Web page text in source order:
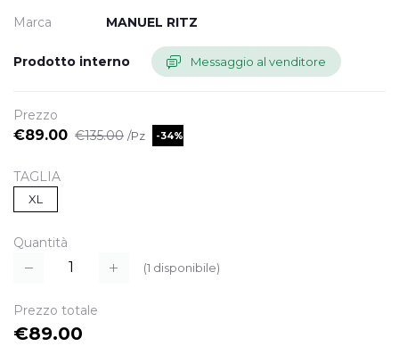
Marca MANUEL RITZ
Prodotto interno Messaggio al venditore
Prezzo
€89.00 €135.00 /Pz -34%
TAGLIA
XL
Quantità
(1 disponibile)
Prezzo totale
€89.00